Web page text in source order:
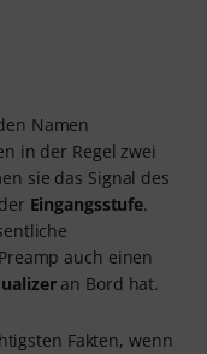
Namen
in der Regel zwei
sie das Signal des
Eingangsstufe.
auch einen
an Bord hat.
Fakten, wenn